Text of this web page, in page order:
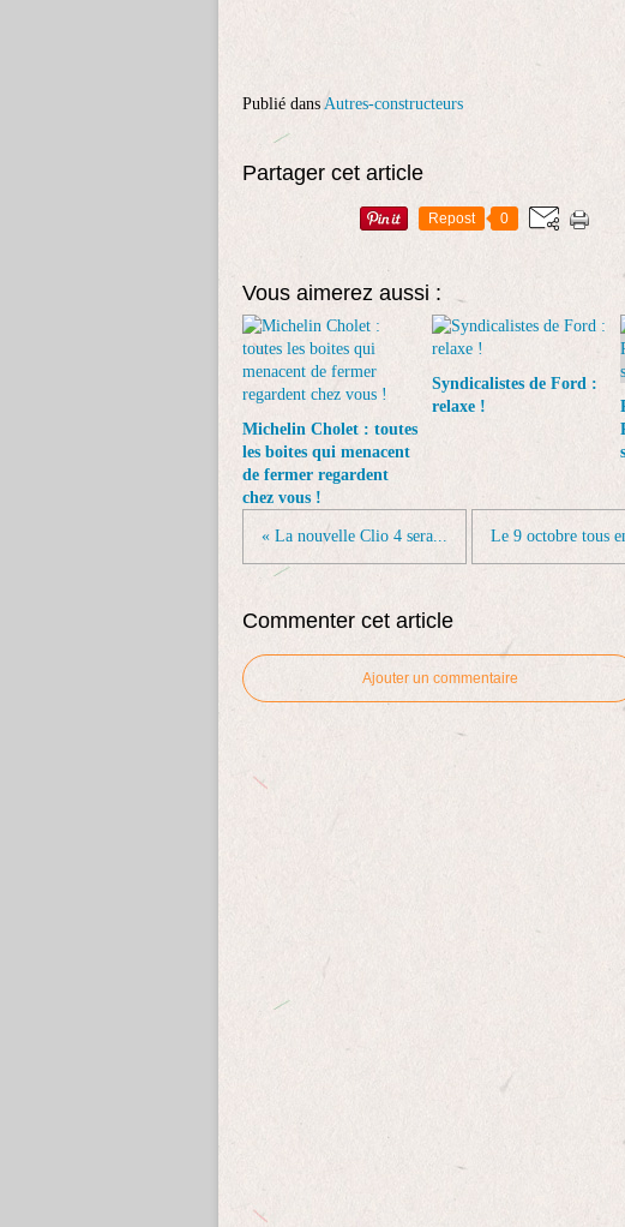
Publié dans Autres-constructeurs
Partager cet article
Repost 0
Vous aimerez aussi :
Michelin Cholet : toutes
les boites qui menacent
de fermer regardent
chez vous !
Syndicalistes de Ford :
relaxe !
« La nouvelle Clio 4 sera... Le 9 octobre tous
Commenter cet article
Ajouter un commentaire